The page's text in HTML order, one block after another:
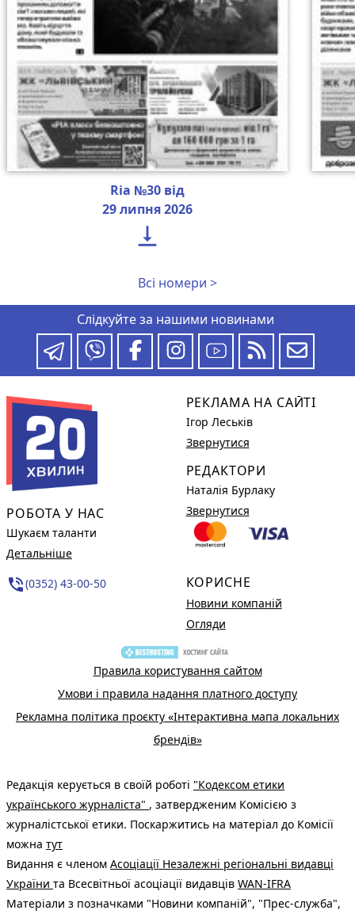
Ria №30 від
29 липня 2026

Всі номери >
Слідкуйте за нашими новинами
РОБОТА У НАС
Шукаєм таланти
Детальніше
phone_in_talk(0352) 43-00-50
РЕКЛАМА НА САЙТІ
Ігор Леськів
Звернутися
РЕДАКТОРИ
Наталія Бурлаку
Звернутися
КОРИСНЕ
Новини компаній
Огляди
Правила користування сайтом
Умови і правила надання платного доступу
Рекламна політика проєкту «Інтерактивна мапа локальних
брендів»
Редакція керується в своїй роботі "Кодексом етики
українського журналіста" , затвердженим Комісією з
журналістської етики. Поскаржитись на матеріал до Комісії
можна тут
Видання є членом Асоціації Незалежні регіональні видавці
України та Всесвітньої асоціації видавців WAN-IFRA
Матеріали з позначками "Новини компаній", "Прес-служба",